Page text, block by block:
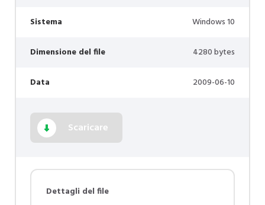
Sistema Windows 10
Dimensione del file 4280 bytes
Data 2009-06-10
Scaricare
Dettagli del file